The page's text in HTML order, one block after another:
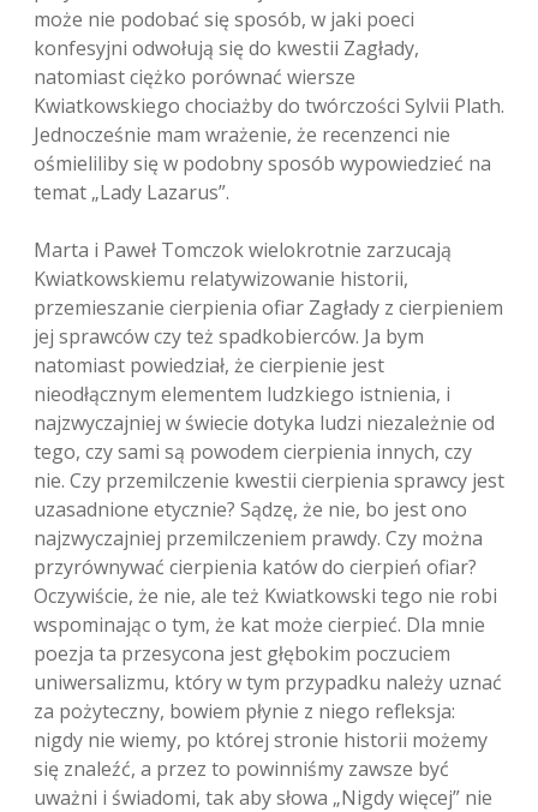
może nie podobać się sposób, w jaki poeci
konfesyjni odwołują się do kwestii Zagłady,
natomiast ciężko porównać wiersze
Kwiatkowskiego chociażby do twórczości Sylvii Plath.
Jednocześnie mam wrażenie, że recenzenci nie
ośmieliliby się w podobny sposób wypowiedzieć na
temat „Lady Lazarus”.
Marta i Paweł Tomczok wielokrotnie zarzucają
Kwiatkowskiemu relatywizowanie historii,
przemieszanie cierpienia ofiar Zagłady z cierpieniem
jej sprawców czy też spadkobierców. Ja bym
natomiast powiedział, że cierpienie jest
nieodłącznym elementem ludzkiego istnienia, i
najzwyczajniej w świecie dotyka ludzi niezależnie od
tego, czy sami są powodem cierpienia innych, czy
nie. Czy przemilczenie kwestii cierpienia sprawcy jest
uzasadnione etycznie? Sądzę, że nie, bo jest ono
najzwyczajniej przemilczeniem prawdy. Czy można
przyrównywać cierpienia katów do cierpień ofiar?
Oczywiście, że nie, ale też Kwiatkowski tego nie robi
wspominając o tym, że kat może cierpieć. Dla mnie
poezja ta przesycona jest głębokim poczuciem
uniwersalizmu, który w tym przypadku należy uznać
za pożyteczny, bowiem płynie z niego refleksja:
nigdy nie wiemy, po której stronie historii możemy
się znaleźć, a przez to powinniśmy zawsze być
uważni i świadomi, tak aby słowa „Nigdy więcej” nie